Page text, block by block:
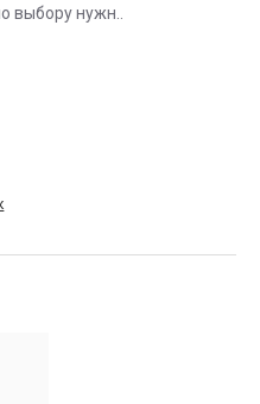
выбору нужн..